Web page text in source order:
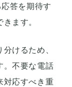
答を期待す
ます。
けるため、
。不要な電話
対応すべき重